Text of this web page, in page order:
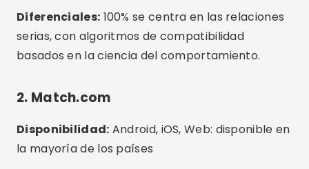
Diferenciales: 100% se centra en las relaciones
serias, con algoritmos de compatibilidad
basados en la ciencia del comportamiento.
2. Match.com
Disponibilidad: Android, iOS, Web: disponible en
la mayoría de los países